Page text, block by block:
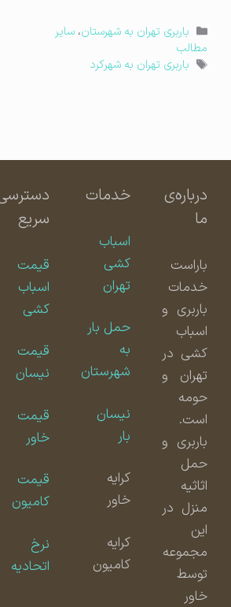
دسته‌ها
باربری تهران به شهرستان،سایر
مطالب
برچسب‌ها
باربری تهران به شهرکرد
درباره‌ی
باراست
خدمات
باربری و
اسباب
کشی در
تهران و
حومه
است.
باربری و
حمل
اثاثیه
منزل در
مجموعه
توسط
خدمات
اسباب
کشی
تهران
حمل بار
شهرستان
نیسان
کامیون
دسترسی
سریع
قیمت
اسباب
کشی
قیمت
نیسان
قیمت
قیمت
کامیون
اتحادیه